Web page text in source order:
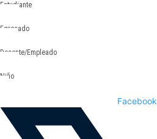
Estudiante
Egresado
Docente/Empleado
Niño
Facebook